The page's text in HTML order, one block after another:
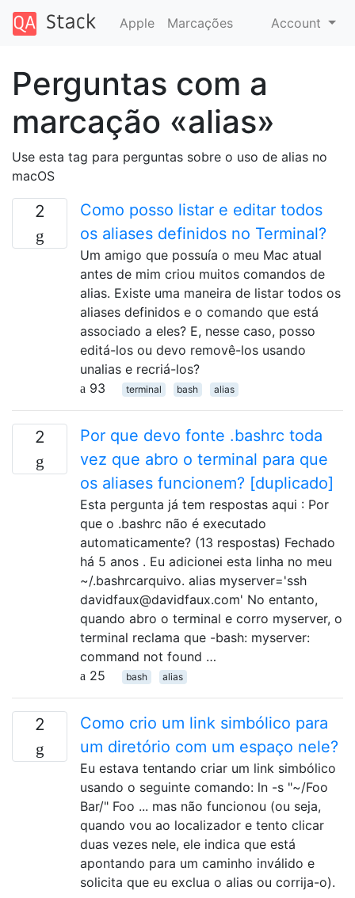
Apple Marcações Account
Perguntas com a
marcação «alias»
Use esta tag para perguntas sobre o uso de alias no
macOS
2
Como posso listar e editar todos
os aliases definidos no Terminal?
Um amigo que possuía o meu Mac atual
antes de mim criou muitos comandos de
alias. Existe uma maneira de listar todos os
aliases definidos e o comando que está
associado a eles? E, nesse caso, posso
editá-los ou devo removê-los usando
unalias e recriá-los?
93
terminal bash alias
2
Por que devo fonte .bashrc toda
vez que abro o terminal para que
os aliases funcionem? [duplicado]
Esta pergunta já tem respostas aqui : Por
que o .bashrc não é executado
automaticamente? (13 respostas) Fechado
há 5 anos . Eu adicionei esta linha no meu
~/.bashrcarquivo. alias myserver='ssh
davidfaux@davidfaux.com' No entanto,
quando abro o terminal e corro myserver, o
terminal reclama que -bash: myserver:
command not found …
25
bash alias
2
Como crio um link simbólico para
um diretório com um espaço nele?
Eu estava tentando criar um link simbólico
usando o seguinte comando: ln -s "~/Foo
Bar/" Foo ... mas não funcionou (ou seja,
quando vou ao localizador e tento clicar
duas vezes nele, ele indica que está
apontando para um caminho inválido e
solicita que eu exclua o alias ou corrija-o).